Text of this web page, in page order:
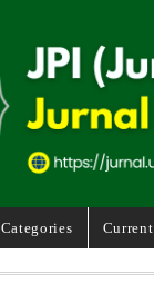
Categories Current